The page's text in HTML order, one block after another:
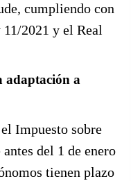
cumpliendo con
2021 y el Real
adaptación a
Impuesto sobre
antes del 1 de enero
tienen plazo